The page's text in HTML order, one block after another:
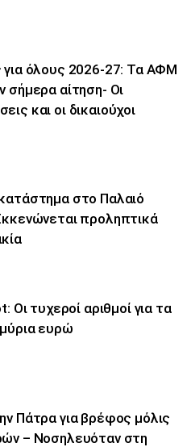
για όλους 2026-27: Τα ΑΦΜ
σήμερα αίτηση- Οι
και οι δικαιούχοι
στο Παλαιό
προληπτικά
Οι τυχεροί αριθμοί για τα
ευρώ
Πάτρα για βρέφος μόλις
– Νοσηλευόταν στη